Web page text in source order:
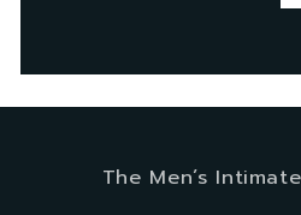
The Men’s